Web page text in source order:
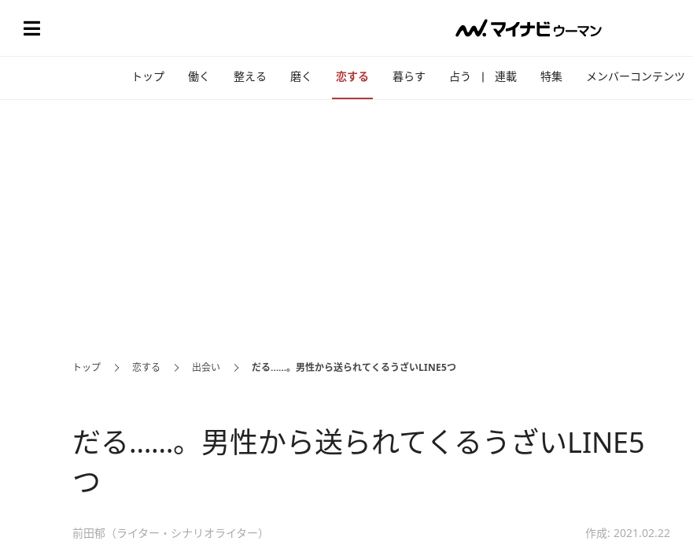
トップ 働く 整える 磨く 恋する 暮らす 占う 連載 特集 メンバーコンテンツ
トップ 恋する 出会い だる……。男性から送られてくるうざいLINE5つ
だる……。男性から送られてくるうざいLINE5
つ
前田郁（ライター・シナリオライター） 作成: 2021.02.22